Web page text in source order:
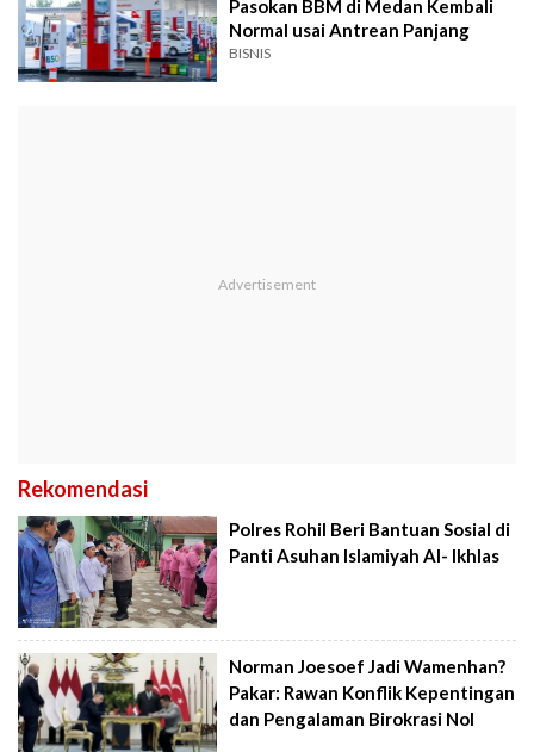
Pasokan BBM di Medan Kembali
Normal usai Antrean Panjang
BISNIS
Rekomendasi
Polres Rohil Beri Bantuan Sosial di
Panti Asuhan Islamiyah Al- Ikhlas
Norman Joesoef Jadi Wamenhan?
Pakar: Rawan Konflik Kepentingan
dan Pengalaman Birokrasi Nol